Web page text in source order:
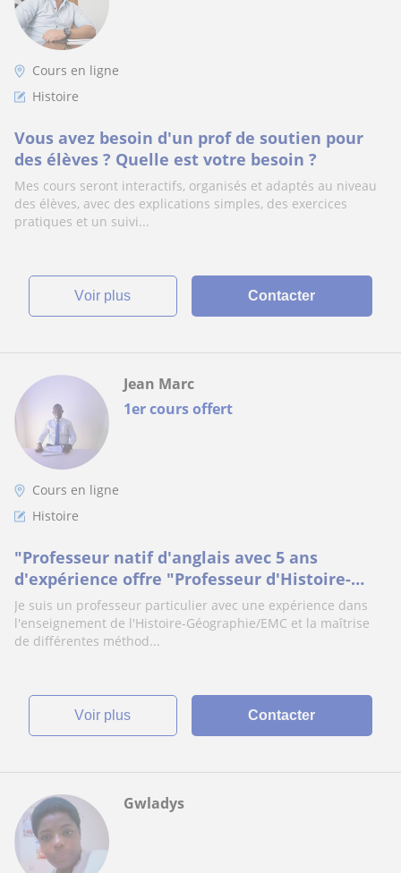
Cours en ligne
Histoire
Vous avez besoin d'un prof de soutien pour
des élèves ? Quelle est votre besoin ?
Mes cours seront interactifs, organisés et adaptés au niveau
des élèves, avec des explications simples, des exercices
pratiques et un suivi...
voir plus Contacter
1er cours offert
Jean Marc
Cours en ligne
Histoire
"Professeur natif d'anglais avec 5 ans
d'expérience offre "Professeur d'Histoire-
Géographie/EMC. Diplôme supérieur en
Histoire avec plus de 5 ans d'expérience
donne des cours en ligne"
Je suis un professeur particulier avec une expérience dans
l'enseignement de l'Histoire-Géographie/EMC et la maîtrise
de différentes méthod...
voir plus Contacter
Gwladys